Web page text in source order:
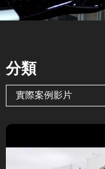
分類
實際案例影片